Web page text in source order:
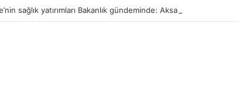
sağlık yatırımları Bakanlık gündeminde: Aksal’dan Keşan için